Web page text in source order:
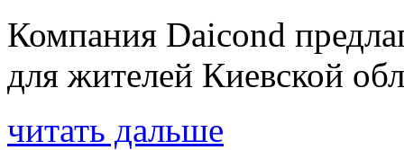
Компания Daicond
для жителей Киевской
читать дальше